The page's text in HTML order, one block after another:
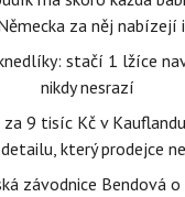
za něj nabízejí
stačí 1 lžíce
nikdy nesrazí
9 tisíc Kč v
který prodejce
závodnice Bendová